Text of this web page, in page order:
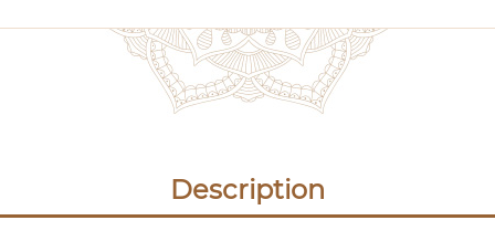
Description